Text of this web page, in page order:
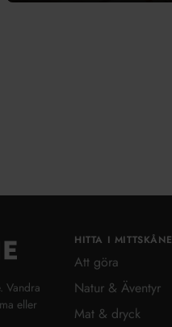
Visit MittSkåne
Vandra
eller
HITTA I MITTSKÅNE
Att göra
Natur & Äventyr
Mat & dryck